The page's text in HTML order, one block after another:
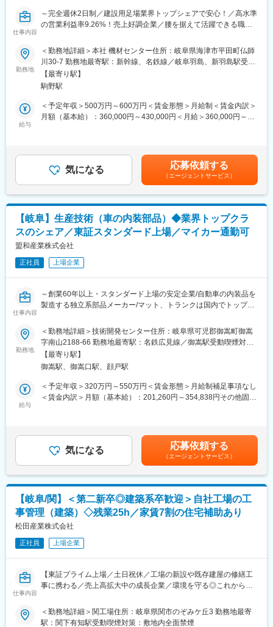
当社の整備士は、ただ整備をするだけの単純作業ではなく、お客
様とのコミュニケーションを大切に、
当社で整備士として一人前になれば、どこへ行っても一流整備士
として仕事を続けることが出来ます。
今の時代、求められているのは、ただの整備士ではありません。
提案型整備士となり、高収入を獲得しましょう。
【先輩達からのフルサポート】
日々お客様の愛車の修理・修復をしている先輩達。
お客様にとって「クルマ」は大きな買い物。
だからこそ、販売力だけでなく、車検や整備・修理体制があって
こそ 「信頼できる店舗」だと評価いただけるのです。
当社ではその両軸を事業の中心に据えると共に、保険やカスタマ
ーサポート、アフターメンテナンスまでをトータルにサポートす
ることで、
高い顧客満足を実現しています。
変更の範囲：会社の定める業務
仕事内容
～完全週休2日制／建設用足場業界トップシェアで安心！／高水準
の営業利益率9.26%！売上好調企業／腰を据えて活躍できる職場
■業務内容：
信和グループが製造・提供する足場・ラック等の自社製品を中心
に取り扱う輸送ドライバーのお仕事です。
社内物流の安定運用およびお客様への安定供給に直結する重要な
ポジションです。
【 詳細 】
・社内グループ各拠点・機材センター間のピストン輸送（ラッ
回収業務
・フォークリフトを用いた機材の積み込み・荷下ろし作業
・玉掛け作業による機材の安全な荷役・固定作業
■特徴：
このお仕事は製造・施工・顧客現場をつなぐ中核業務を担ってい
ます。
の運営改善や安全衛生活動にも関わっていただくことを期待して
います。
■当社の魅力：
・昭和52年創業の建設用足場などの仮設用資材メーカーで、足場
・主力にしている建設用足場資材は、住宅リフォーム需要の拡大
や規制緩和による中高層建物への利用などにより、今後も更なる
成長が期待できる製品分野を扱ってます。
・年間休日124日で完全週休2日制としっかり休みを確保しながら
■当社の製品について：
・足場は施工が完了したら取り払われてしまうため目立たない存
在ですが、ほとんどの建設に不可欠であり、人の命を守る重要な
商品です。
・一般的な足場は組むのに特殊な技術が必要なのに対し、当社が
製造する楔形緊結足場は組むのが簡単で、工期の短縮やコストダ
ウンにつながっています。
変更の範囲：会社の定める業務
勤務地
＜勤務地詳細＞本社 機材センター住所：岐阜県海津市平田町仏師
川30-7 勤務地最寄駅：新幹線、名鉄線／岐阜羽島、新羽島駅受動
喫煙対策：屋内全面禁煙変更の範囲：会社の定める事業所
【最寄り駅】
駒野駅
給与
＜予定年収＞500万円～600万円＜賃金形態＞月給制＜賃金内訳＞
月額（基本給）：360,000円～430,000円＜月給＞360,000円～
あくまでも目安の金額であり、選考を通じて上下する可能性があ
ります。月給(月額)は固定手当を含めた表記です。
気になる 応募依頼する
（エージェントサービス）
【岐阜】生産技術（車の内装部品）◆業界トップクラ
スのシェア／東証スタンダード上場／マイカー通勤可
盟和産業株式会社
正社員 上場企業
仕事内容
～創業60年以上・スタンダード上場の安定企業/自動車の内装品を
製造する独立系部品メーカー/マット、トランクは国内でトップク
ポジションです～
■業務内容：
生産技術では主に以下業務をお任せ致します。
・図面を元に製品の仕様決定（材料・部品の選定、部品表の作
成、原価の検討）
・製造方法の検討（設備・型・治工具・工程の設計、試作品生産
検証、量産マニュアルの作成）
て内製です。
◇扱う設備の種類／生産する製品：プレス機、成型機／トランク
先輩社員からOJTで業務の流れを習得し、比較的簡単な加工の受
注品から徐々に携わっていくため、安心して就業いただけます。
また、和気藹々とした雰囲気があり明るい社員が多く、20～30代
ます。
【スタンダード上場／売り上げ200億円を超える優良メーカー】
同社は、1956年に創立され、スタンダード上場している自動車内
トランクルーム、フロアマット、ルーフなどの内装部品を自動車
メーカーに納入しており、業界トップクラスのシェアを誇りま
勤務地
＜勤務地詳細＞技術開発センター住所：岐阜県可児郡御嵩町御嵩
字南山2188-66 勤務地最寄駅：名鉄広見線／御嵩駅受動喫煙対
策：屋内全面禁煙変更の範囲：無
【最寄り駅】
御嵩駅、御嵩口駅、顔戸駅
給与
＜予定年収＞320万円～550万円＜賃金形態＞月給制補足事項なし
＜賃金内訳＞月額（基本給）：201,260円～354,838円その他固定
昇給：年1回■賞与：年2回（7月・12月）※過去実績平均3.5ヶ月分
■食事手当：3,000円賃金はあくまでも目安の金額であり、選考を
通じて上下する可能性があります。月給(月額)は固定手当を含めた
表記です。
気になる 応募依頼する
（エージェントサービス）
【岐阜/関】＜第二新卒◎建築系卒歓迎＞自社工場の工
事管理（建築）◇残業25h／家賃7割の住宅補助あり
松田産業株式会社
正社員 上場企業
仕事内容
【東証プライム上場／土日祝休／工場の新設や既存建屋の修繕工
事に携わる／売上高拡大中の成長企業／環境を守る◎これからの
■職務内容：
＜勤務地詳細＞関工場住所：岐阜県関市のぞみケ丘3 勤務地最寄
駅：関下有知駅受動喫煙対策：敷地内全面禁煙